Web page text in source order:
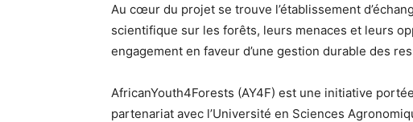
Au cœur du projet se trouve l’établissement
scientifique sur les forêts, leurs menaces et leurs
engagement en faveur d’une gestion durable des
AfricanYouth4Forests (AY4F) est une initiative
partenariat avec l’Université en Sciences